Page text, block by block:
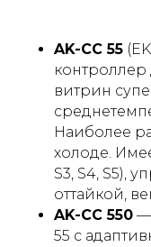
AK-CC 55
витрин
Наиболее
холоде.
S3, S4, S5),
оттайкой,
AK-CC 550 —
55 с